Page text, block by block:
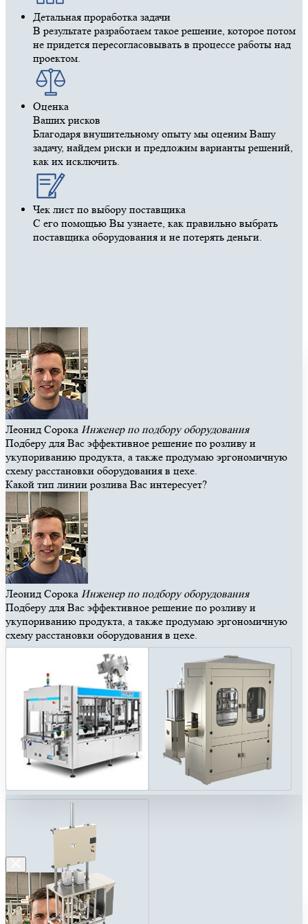
Детальная проработка задачи
В результате разработаем такое решение, которое потом
не придется пересогласовывать в процессе работы над
проектом.
Оценка
Ваших рисков
Благодаря внушительному опыту мы оценим Вашу
задачу, найдем риски и предложим варианты решений,
как их исключить.
Чек лист по выбору поставщика
С его помощью Вы узнаете, как правильно выбрать
поставщика оборудования и не потерять деньги.
Леонид Сорока Инженер по подбору оборудования
Подберу для Вас эффективное решение по розливу и
укупориванию продукта, а также продумаю эргономичную
схему расстановки оборудования в цехе.
Какой тип линии розлива Вас интересует?
Леонид Сорока Инженер по подбору оборудования
Подберу для Вас эффективное решение по розливу и
укупориванию продукта, а также продумаю эргономичную
схему расстановки оборудования в цехе.